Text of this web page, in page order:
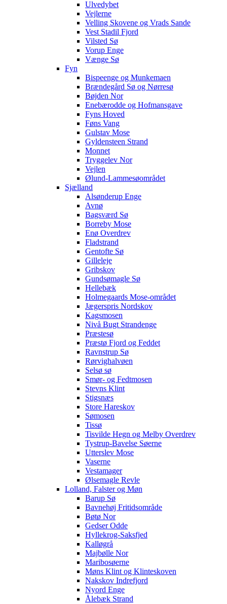
Ulvedybet
Vejlerne
Velling Skovene og Vrads Sande
Vest Stadil Fjord
Vilsted Sø
Vorup Enge
Vænge Sø
Fyn
Bispeenge og Munkemaen
Brændegård Sø og Nørresø
Bøjden Nor
Enebærodde og Hofmansgave
Fyns Hoved
Føns Vang
Gulstav Mose
Gyldensteen Strand
Monnet
Tryggelev Nor
Vejlen
Ølund-Lammesøområdet
Sjælland
Alsønderup Enge
Avnø
Bagsværd Sø
Borreby Mose
Enø Overdrev
Fladstrand
Gentofte Sø
Gilleleje
Gribskov
Gundsømagle Sø
Hellebæk
Holmegaards Mose-området
Jægerspris Nordskov
Kagsmosen
Nivå Bugt Strandenge
Præstesø
Præstø Fjord og Feddet
Ravnstrup Sø
Rørvighalvøen
Selsø sø
Smør- og Fedtmosen
Stevns Klint
Stigsnæs
Store Hareskov
Sømosen
Tissø
Tisvilde Hegn og Melby Overdrev
Tystrup-Bavelse Søerne
Utterslev Mose
Vaserne
Vestamager
Ølsemagle Revle
Lolland, Falster og Møn
Barup Sø
Bavnehøj Fritidsområde
Bøtø Nor
Gedser Odde
Hyllekrog-Saksfjed
Kalløgrå
Majbølle Nor
Maribosøerne
Møns Klint og Klinteskoven
Nakskov Indrefjord
Nyord Enge
Ålebæk Strand